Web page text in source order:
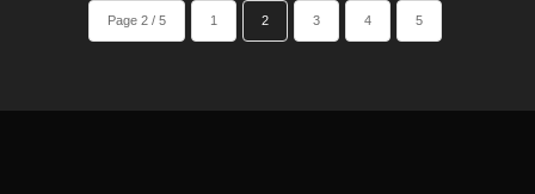
Page 2 / 5 1 2 3 4 5